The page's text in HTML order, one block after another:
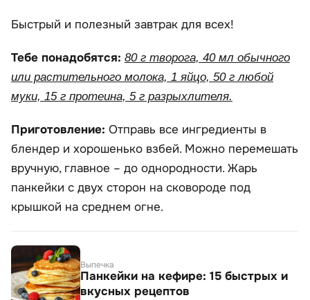
Быстрый и полезный завтрак для всех!
Тебе понадобятся: 80 г творога, 40 мл обычного
или растительного молока, 1 яйцо, 50 г любой
муки, 15 г протеина, 5 г разрыхлителя.
Приготовление: Отправь все ингредиенты в
блендер и хорошенько взбей. Можно перемешать
вручную, главное – до однородности. Жарь
панкейки с двух сторон на сковороде под
крышкой на среднем огне.
Выпечка
Панкейки на кефире: 15 быстрых и
вкусных рецептов